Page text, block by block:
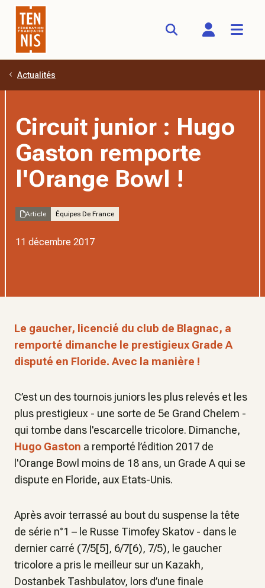
Aller au contenu principal
Actualités
Circuit junior : Hugo
Gaston remporte
l'Orange Bowl !
Article Équipes De France
11 décembre 2017
Le gaucher, licencié du club de Blagnac, a
remporté dimanche le prestigieux Grade A
disputé en Floride. Avec la manière !
C’est un des tournois juniors les plus relevés et les
plus prestigieux - une sorte de 5e Grand Chelem -
qui tombe dans l'escarcelle tricolore. Dimanche,
Hugo Gaston a remporté l’édition 2017 de
l'Orange Bowl moins de 18 ans, un Grade A qui se
dispute en Floride, aux Etats-Unis.
Après avoir terrassé au bout du suspense la tête
de série n°1 – le Russe Timofey Skatov - dans le
dernier carré (7/5[5], 6/7[6), 7/5), le gaucher
tricolore a pris le meilleur sur un Kazakh,
Dostanbek Tashbulatov, lors d’une finale